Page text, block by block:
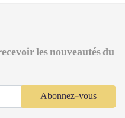
les nouveautés du
Abonnez-vous